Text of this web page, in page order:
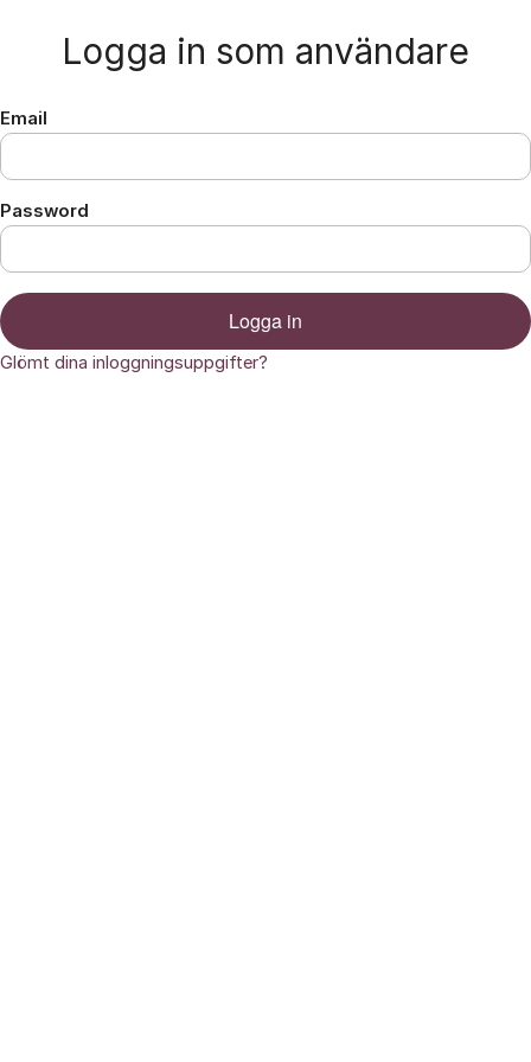
Logga in som användare
Email
Password
Logga in
Glömt dina inloggningsuppgifter?